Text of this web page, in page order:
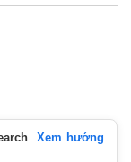
. Xem hướng